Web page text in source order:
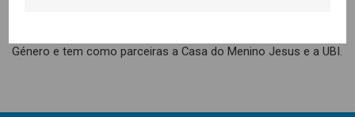
Género e tem como parceiras a Casa do Menino Jesus e a UBI.